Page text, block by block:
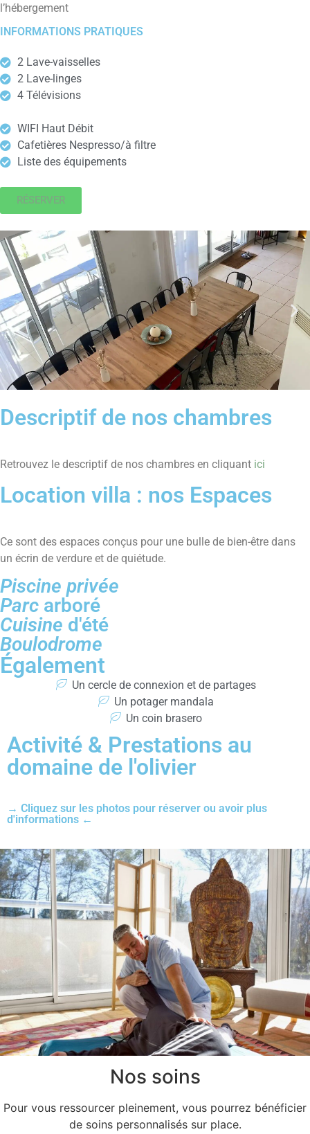
l’hébergement
INFORMATIONS PRATIQUES
2 Lave-vaisselles
2 Lave-linges
4 Télévisions
WIFI Haut Débit
Cafetières Nespresso/à filtre
Liste des équipements
RÉSERVER
Descriptif de nos chambres
Retrouvez le descriptif de nos chambres en cliquant ici
Location villa : nos Espaces
Ce sont des espaces conçus pour une bulle de bien-être dans
un écrin de verdure et de quiétude.
Piscine privée
Parc arboré
Cuisine d'été
Boulodrome
Également
Un cercle de connexion et de partages
Un potager mandala
Un coin brasero
Activité & Prestations au
domaine de l'olivier
→ Cliquez sur les photos pour réserver ou avoir plus
d'informations ←
Nos soins
Pour vous ressourcer pleinement, vous pourrez bénéficier
de soins personnalisés sur place.